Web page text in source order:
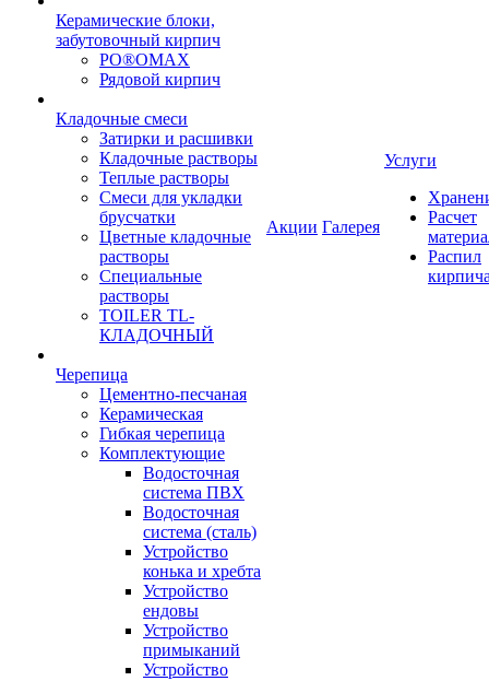
Керамические блоки,
забутовочный кирпич
PO®OMAX
Рядовой кирпич
Кладочные смеси
Затирки и расшивки
Кладочные растворы
Теплые растворы
Смеси для укладки
брусчатки
Цветные кладочные
растворы
Специальные
растворы
TOILER TL-
КЛАДОЧНЫЙ
Черепица
Цементно-песчаная
Керамическая
Гибкая черепица
Комплектующие
Водосточная
система ПВХ
Водосточная
система (сталь)
Устройство
конька и хребта
Устройство
ендовы
Устройство
примыканий
Устройство
Акции Галерея
Услуги
Расчет
Распил